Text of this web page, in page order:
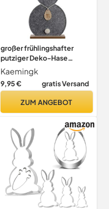
großer frühlingshafter
putziger Deko-Hase
Osterhase als Silhouette
aus grauem Filz
Kaemingk
9,95 € gratis Versand
ZUM ANGEBOT